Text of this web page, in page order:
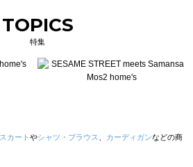
TOPICS
特集
スカート やシャツ・ブラウス カーディガンなどの商